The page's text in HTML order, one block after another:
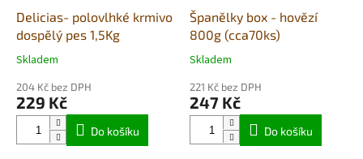
Delicias- polovlhké krmivo
dospělý pes 1,5Kg
Průměrné
produktu
je
Skladem
204 Kč bez DPH
229 Kč
Do košíku
Španělky box - hovězí
800g (cca70ks)
Průměrné
produktu
je
Skladem
221 Kč bez DPH
247 Kč
Do košíku